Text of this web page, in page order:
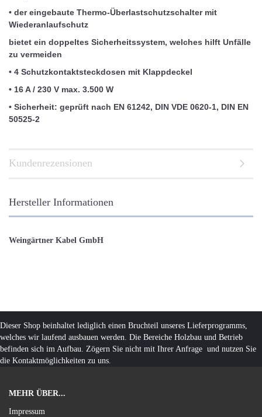
• der eingebaute Thermo-Überlastschutzschalter mit
Wiederanlaufschutz
bietet ein doppeltes Sicherheitssystem, welches hilft Unfälle
zu vermeiden
• 4 Schutzkontaktsteckdosen mit Klappdeckel
• 16 A / 230 V max. 3.500 W
• Sicherheit: geprüft nach EN 61242, DIN VDE 0620-1, DIN EN
50525-2
Kundenrezensionen
Hersteller Informationen
Weingärtner Kabel GmbH
Dieser Shop beinhaltet lediglich einen Bruchteil unseres Lieferprogramms,
welches wir laufend ausbauen werden. Die Bereiche Holzbau und Betrieb
befinden sich im Aufbau. Zögern Sie nicht mit Ihrer Anfrage und nutzen Sie
die Kontaktmöglichkeiten zu uns.
MEHR ÜBER...
Impressum